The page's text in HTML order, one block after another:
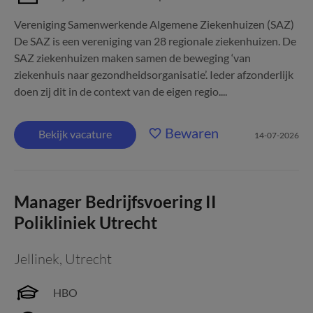
Vereniging Samenwerkende Algemene Ziekenhuizen (SAZ)
De SAZ is een vereniging van 28 regionale ziekenhuizen. De
SAZ ziekenhuizen maken samen de beweging ‘van
ziekenhuis naar gezondheidsorganisatie’. Ieder afzonderlijk
doen zij dit in de context van de eigen regio....
Bekijk vacature Bewaren 14-07-2026
Manager Bedrijfsvoering II
Polikliniek Utrecht
Jellinek, Utrecht
HBO